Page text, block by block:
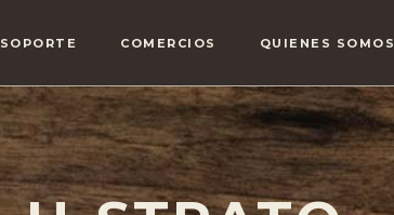
SOPORTE COMERCIOS QUIENES SOMOS